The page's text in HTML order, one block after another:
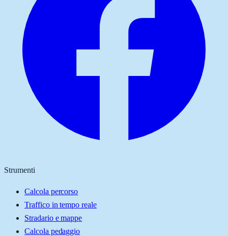
Strumenti
Calcola percorso
Traffico in tempo reale
Stradario e mappe
Calcola pedaggio